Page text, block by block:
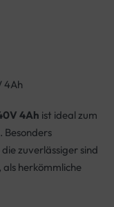
4Ah
4Ah ist ideal zum
Besonders
zuverlässiger sind
herkömmliche